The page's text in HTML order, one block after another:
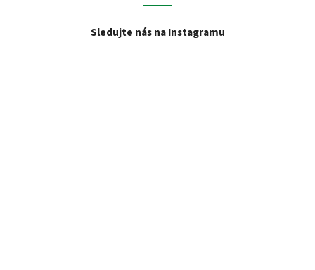
Sledujte nás na Instagramu